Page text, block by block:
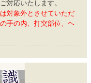
対応いたします。
対象外とさせていただ
手の内、打突部位、ヘ